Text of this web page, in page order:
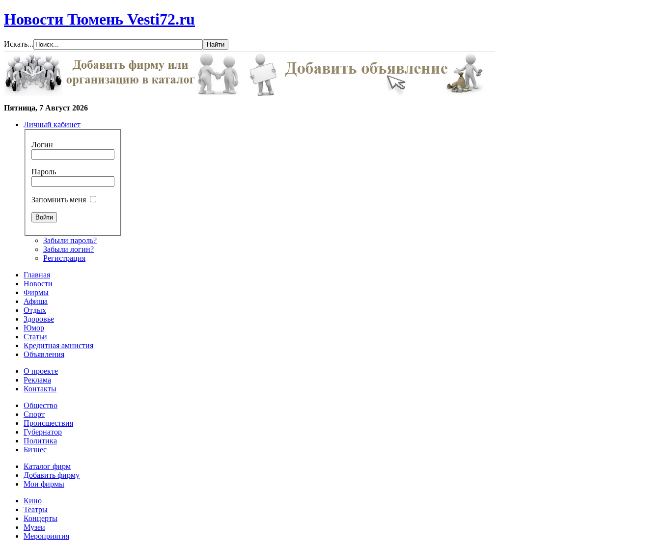
Новости Тюмень Vesti72.ru
Искать...
Пятница, 7 Август 2026
Личный кабинет
Логин
Пароль
Запомнить меня
Забыли пароль?
Забыли логин?
Регистрация
Главная
Новости
Фирмы
Афиша
Отдых
Здоровье
Юмор
Статьи
Кредитная амнистия
Объявления
О проекте
Реклама
Контакты
Общество
Спорт
Происшествия
Губернатор
Политика
Бизнес
Каталог фирм
Добавить фирму
Мои фирмы
Кино
Театры
Концерты
Музеи
Мероприятия